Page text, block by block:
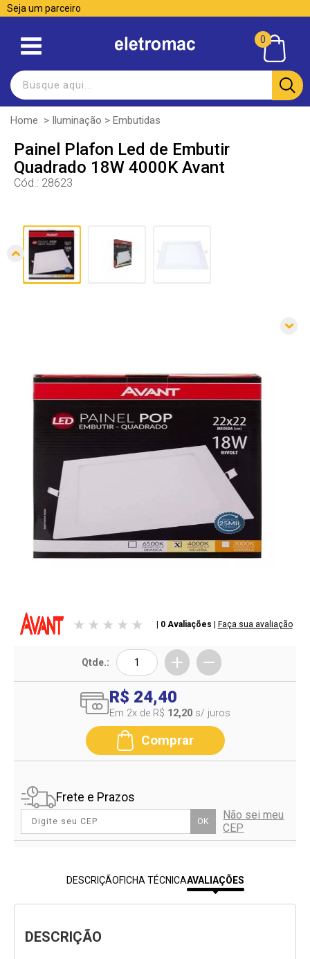
Seja um parceiro
0
Home > Iluminação > Embutidas
Painel Plafon Led de Embutir
Quadrado 18W 4000K Avant
Cód.: 28623
| 0 Avaliações Faça sua avaliação
Qtde.:
R$ 24,40
Em 2x de R$ 12,20 s/ juros
Comprar
Frete e Prazos
OK
Não sei meu
CEP
DESCRIÇÃOFICHA TÉCNICAAVALIAÇÕES
DESCRIÇÃO